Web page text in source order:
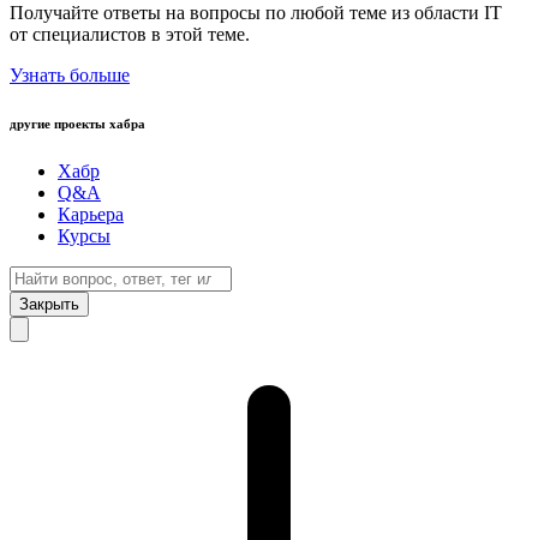
Получайте ответы на вопросы по любой теме из области IT
от специалистов в этой теме.
Узнать больше
другие проекты хабра
Хабр
Q&A
Карьера
Курсы
Закрыть